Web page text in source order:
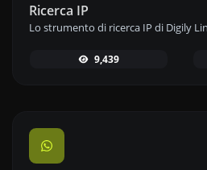
Ricerca IP
9,439